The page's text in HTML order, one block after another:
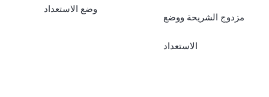
وضع الاستعداد
مزدوج الشريحة ووضع
الاستعداد